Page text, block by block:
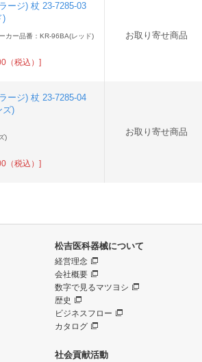
ージ) 杖 23-7285-03
)
カー品番：KR-96BA(レッド)
（税込）]
お取り寄せ商品
ージ) 杖 23-7285-04
ズ)
)
（税込）]
お取り寄せ商品
松吉医科器械について
経営理念
会社概要
数字で見るマツヨシ
歴史
ビジネスフロー
カタログ
社会貢献活動